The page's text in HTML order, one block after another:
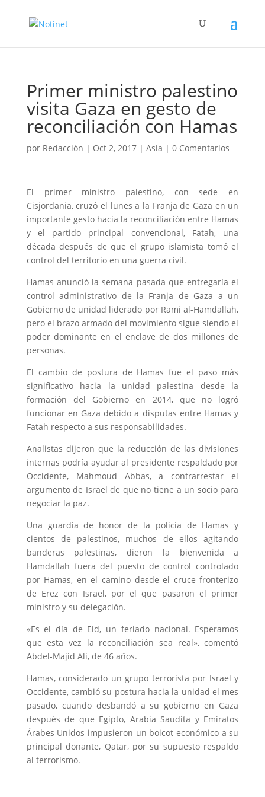
Primer ministro palestino
visita Gaza en gesto de
reconciliación con Hamas
por Redacción | Oct 2, 2017| Asia | 0 Comentarios
El primer ministro palestino, con sede en
Cisjordania, cruzó el lunes a la Franja de Gaza en un
importante gesto hacia la reconciliación entre Hamas
y el partido principal convencional, Fatah, una
década después de que el grupo islamista tomó el
control del territorio en una guerra civil.
Hamas anunció la semana pasada que entregaría el
control administrativo de la Franja de Gaza a un
Gobierno de unidad liderado por Rami al-Hamdallah,
pero el brazo armado del movimiento sigue siendo el
poder dominante en el enclave de dos millones de
personas.
El cambio de postura de Hamas fue el paso más
significativo hacia la unidad palestina desde la
formación del Gobierno en 2014, que no logró
funcionar en Gaza debido a disputas entre Hamas y
Fatah respecto a sus responsabilidades.
Analistas dijeron que la reducción de las divisiones
internas podría ayudar al presidente respaldado por
Occidente, Mahmoud Abbas, a contrarrestar el
argumento de Israel de que no tiene a un socio para
negociar la paz.
Una guardia de honor de la policía de Hamas y
cientos de palestinos, muchos de ellos agitando
banderas palestinas, dieron la bienvenida a
Hamdallah fuera del puesto de control controlado
por Hamas, en el camino desde el cruce fronterizo
de Erez con Israel, por el que pasaron el primer
ministro y su delegación.
«Es el día de Eid, un feriado nacional. Esperamos
que esta vez la reconciliación sea real», comentó
Abdel-Majid Ali, de 46 años.
Hamas, considerado un grupo terrorista por Israel y
Occidente, cambió su postura hacia la unidad el mes
pasado, cuando desbandó a su gobierno en Gaza
después de que Egipto, Arabia Saudita y Emiratos
Árabes Unidos impusieron un boicot económico a su
principal donante, Qatar, por su supuesto respaldo
al terrorismo.